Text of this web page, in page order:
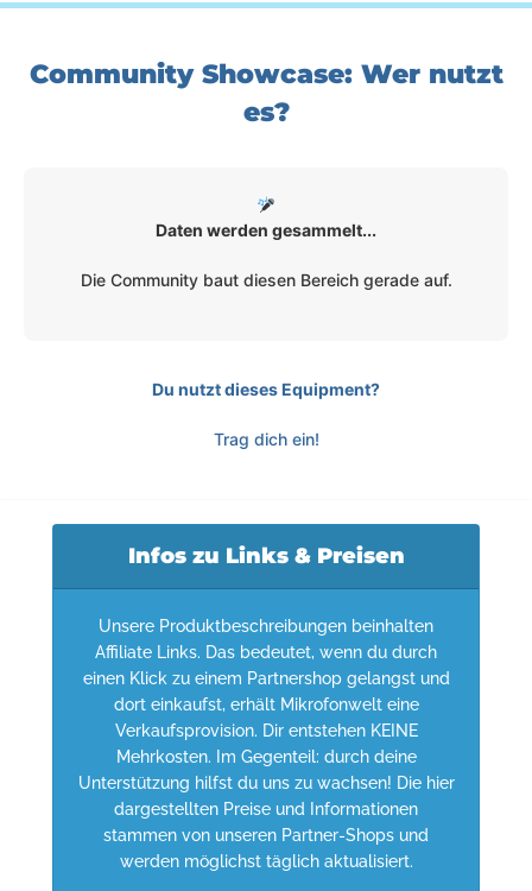
Community Showcase: Wer nutzt
es?
Daten werden gesammelt...
Die Community baut diesen Bereich gerade auf.
Du nutzt dieses Equipment?
Trag dich ein!
Infos zu Links & Preisen
Unsere Produktbeschreibungen beinhalten
Affiliate Links. Das bedeutet, wenn du durch
einen Klick zu einem Partnershop gelangst und
dort einkaufst, erhält Mikrofonwelt eine
Verkaufsprovision. Dir entstehen KEINE
Mehrkosten. Im Gegenteil: durch deine
Unterstützung hilfst du uns zu wachsen! Die hier
dargestellten Preise und Informationen
stammen von unseren Partner-Shops und
werden möglichst täglich aktualisiert.